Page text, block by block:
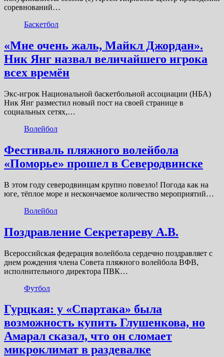
соревнований…
Баскетбол
«Мне очень жаль, Майкл Джордан».
Ник Янг назвал величайшего игрока
всех времён
Экс-игрок Национальной баскетбольной ассоциации (НБА)
Ник Янг разместил новый пост на своей странице в
социальных сетях,…
Волейбол
Фестиваль пляжного волейбола
«Поморье» прошел в Северодвинске
В этом году северодвинцам крупно повезло! Погода как на
юге, тёплое море и нескончаемое количество мероприятий…
Волейбол
Поздравление Секретареву А.В.
Всероссийская федерация волейбола сердечно поздравляет с
днем рождения члена Совета пляжного волейбола ВФВ,
исполнительного директора ПВК…
Футбол
Гурцкая: у «Спартака» была
возможность купить Глушенкова, но
Амарал сказал, что он сломает
микроклимат в раздевалке